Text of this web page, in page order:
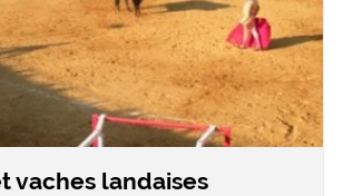
vaches landaises